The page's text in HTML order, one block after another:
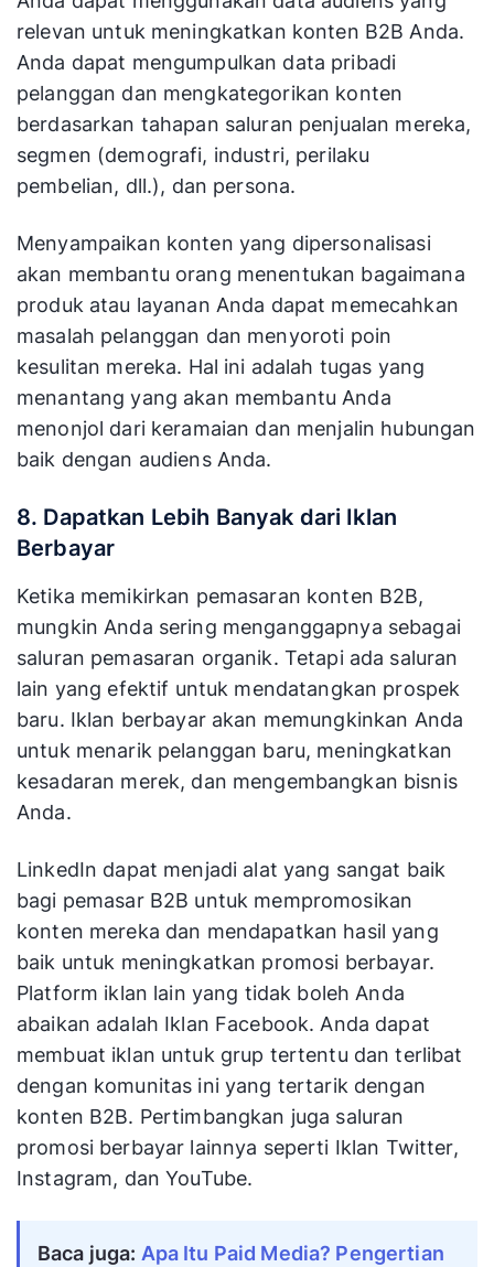
relevan untuk meningkatkan konten B2B Anda.
Anda dapat mengumpulkan data pribadi
pelanggan dan mengkategorikan konten
berdasarkan tahapan saluran penjualan mereka,
segmen (demografi, industri, perilaku
pembelian, dll.), dan persona.
Menyampaikan konten yang dipersonalisasi
akan membantu orang menentukan bagaimana
produk atau layanan Anda dapat memecahkan
masalah pelanggan dan menyoroti poin
kesulitan mereka. Hal ini adalah tugas yang
menantang yang akan membantu Anda
menonjol dari keramaian dan menjalin hubungan
baik dengan audiens Anda.
8. Dapatkan Lebih Banyak dari Iklan
Berbayar
Ketika memikirkan pemasaran konten B2B,
mungkin Anda sering menganggapnya sebagai
saluran pemasaran organik. Tetapi ada saluran
lain yang efektif untuk mendatangkan prospek
baru. Iklan berbayar akan memungkinkan Anda
untuk menarik pelanggan baru, meningkatkan
kesadaran merek, dan mengembangkan bisnis
Anda.
LinkedIn dapat menjadi alat yang sangat baik
bagi pemasar B2B untuk mempromosikan
konten mereka dan mendapatkan hasil yang
baik untuk meningkatkan promosi berbayar.
Platform iklan lain yang tidak boleh Anda
abaikan adalah Iklan Facebook. Anda dapat
membuat iklan untuk grup tertentu dan terlibat
dengan komunitas ini yang tertarik dengan
konten B2B. Pertimbangkan juga saluran
promosi berbayar lainnya seperti Iklan Twitter,
Instagram, dan YouTube.
Baca juga: Apa Itu Paid Media? Pengertian